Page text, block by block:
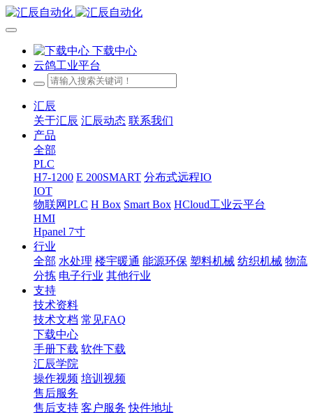
下载中心
云鸽工业平台
汇辰
关于汇辰 汇辰动态 联系我们
产品
全部
PLC
H7-1200 E 200SMART 分布式远程IO
IOT
物联网PLC H Box Smart Box HCloud工业云平台
HMI
Hpanel 7寸
行业
全部 水处理 楼宇暖通 能源环保 塑料机械 纺织机械 物流
分拣 电子行业 其他行业
支持
技术资料
技术文档 常见FAQ
下载中心
手册下载 软件下载
汇辰学院
操作视频 培训视频
售后服务
售后支持 客户服务 快件地址